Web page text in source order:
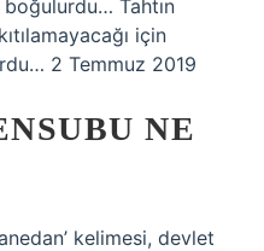
Tahtın
için
2 Temmuz 2019
NE
kelimesi, devlet